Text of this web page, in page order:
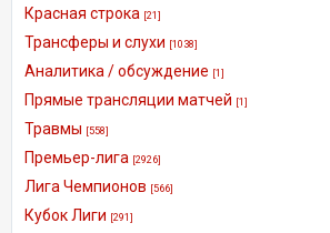
Красная строка [21]
Трансферы и слухи [1038]
Аналитика / обсуждение [1]
Прямые трансляции матчей [1]
Травмы [558]
Премьер-лига [2926]
Лига Чемпионов [566]
Кубок Лиги [291]